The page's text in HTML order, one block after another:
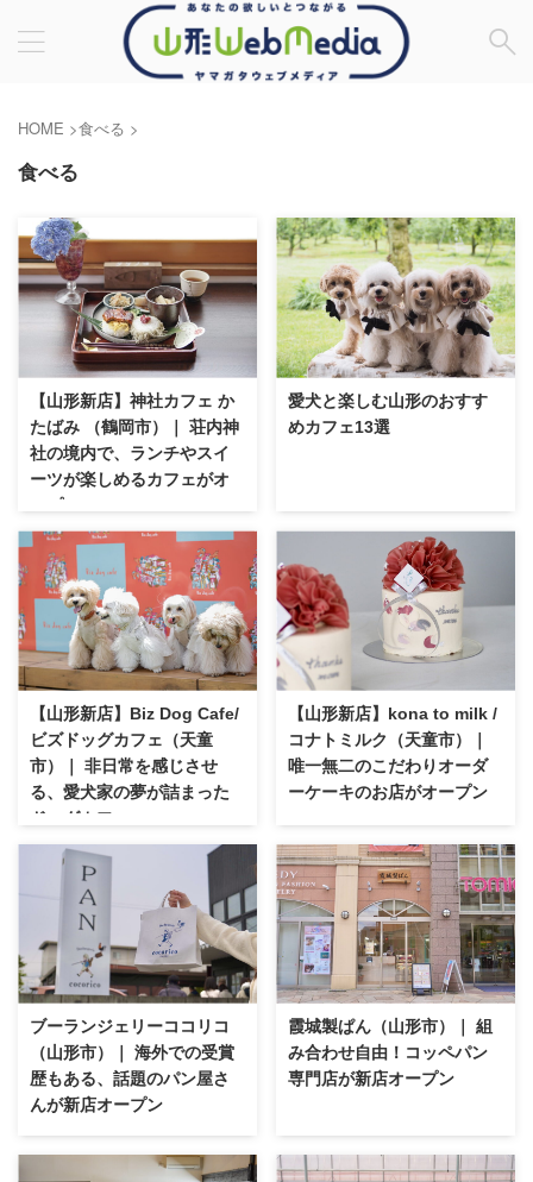
HOME >食べる >
食べる
【山形新店】神社カフェ か
たばみ （鶴岡市）｜ 荘内神
社の境内で、ランチやスイ
ーツが楽しめるカフェがオ
ープン
愛犬と楽しむ山形のおすす
めカフェ13選
【山形新店】Biz Dog Cafe/
ビズドッグカフェ（天童
市）｜ 非日常を感じさせ
る、愛犬家の夢が詰まった
ドッグカフェ
【山形新店】kona to milk /
コナトミルク（天童市）｜
唯一無二のこだわりオーダ
ーケーキのお店がオープン
ブーランジェリーココリコ
（山形市）｜ 海外での受賞
歴もある、話題のパン屋さ
んが新店オープン
霞城製ぱん（山形市）｜ 組
み合わせ自由！コッペパン
専門店が新店オープン